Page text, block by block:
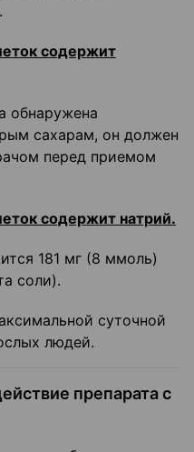
содержит
обнаружена
сахарам, он должен
перед приемом
содержит натрий.
181 мг (8 ммоль)
соли).
суточной
людей.
препарата с